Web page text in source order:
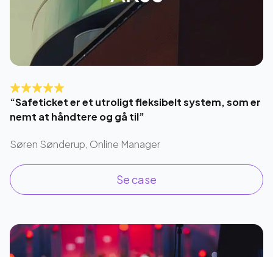
“Safeticket er et utroligt fleksibelt system, som er
nemt at håndtere og gå til”
Søren Sønderup, Online Manager
Se case